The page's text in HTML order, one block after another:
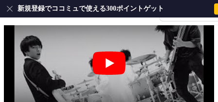
会員登録・ログイ
新規登録でココミュで使える300ポイントゲット
ブルーロック (ベース Tab譜 4弦) - ア